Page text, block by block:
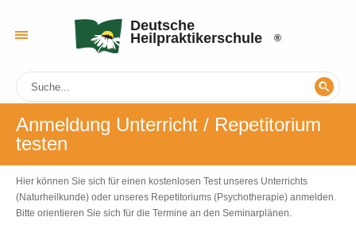
Deutsche
Heilpraktikerschule
Anmeldung Unterricht / Repetitorium
testen
Hier können Sie sich für einen kostenlosen Test unseres Unterrichts
(Naturheilkunde) oder unseres Repetitoriums (Psychotherapie) anmelden.
Bitte orientieren Sie sich für die Termine an den Seminarplänen.